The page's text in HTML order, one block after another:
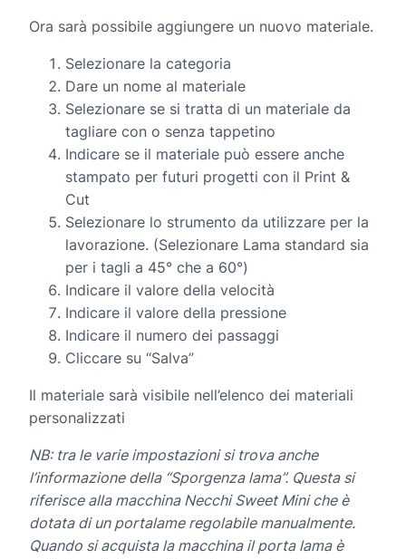
Ora sarà possibile aggiungere un nuovo materiale.
Selezionare la categoria
Dare un nome al materiale
Selezionare se si tratta di un materiale da
tagliare con o senza tappetino
Indicare se il materiale può essere anche
stampato per futuri progetti con il Print &
Cut
Selezionare lo strumento da utilizzare per la
lavorazione. (Selezionare Lama standard sia
per i tagli a 45° che a 60°)
Indicare il valore della velocità
Indicare il valore della pressione
Indicare il numero dei passaggi
Cliccare su “Salva”
Il materiale sarà visibile nell’elenco dei materiali
personalizzati
NB: tra le varie impostazioni si trova anche
l’informazione della “Sporgenza lama”. Questa si
riferisce alla macchina Necchi Sweet Mini che è
dotata di un portalame regolabile manualmente.
Quando si acquista la macchina il porta lama è